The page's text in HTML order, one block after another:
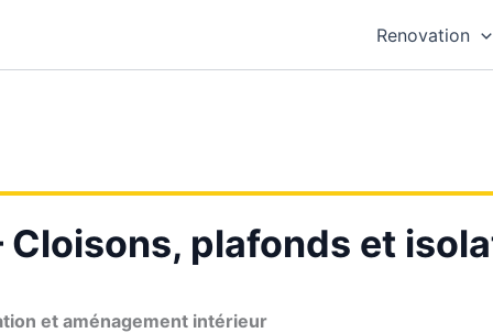
Renovation
Cloisons, plafonds et
et aménagement intérieur